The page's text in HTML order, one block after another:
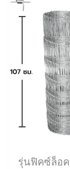
รุ่นฟิคซ์ล็อ